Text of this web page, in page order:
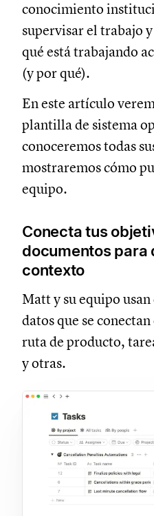
conocimiento
supervisar el trabajo
qué está trabajando
(y por qué).
En este artículo
plantilla de sistema
conoceremos todas
mostraremos cómo
equipo.
Conecta tus
documentos para
contexto
Matt y su equipo
datos que se
ruta de producto,
y otras.